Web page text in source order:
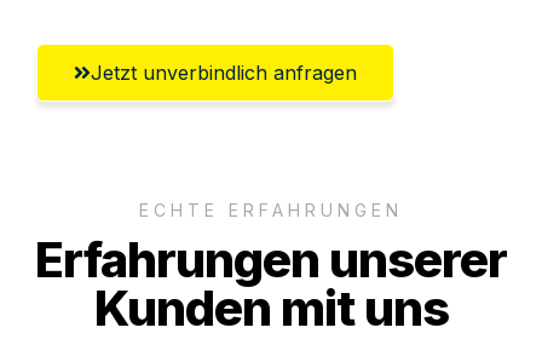
Jetzt unverbindlich anfragen
ECHTE ERFAHRUNGEN
Erfahrungen unserer
Kunden mit uns